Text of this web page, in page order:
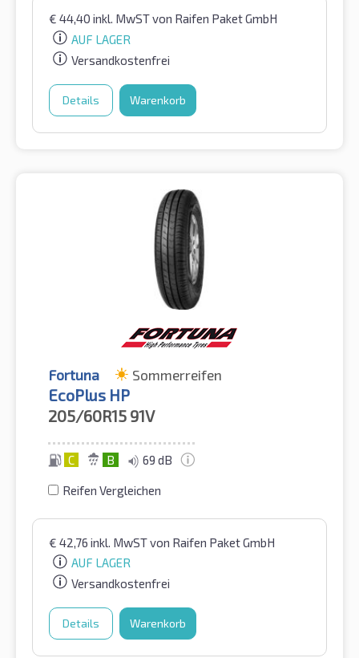
€ 44,40 inkl. MwSTvon Raifen Paket GmbH
AUF LAGER
Versandkostenfrei
Details Warenkorb
Fortuna Sommerreifen
EcoPlus HP
205/60R15 91V
C B 69 dB
Reifen Vergleichen
€ 42,76 inkl. MwSTvon Raifen Paket GmbH
AUF LAGER
Versandkostenfrei
Details Warenkorb